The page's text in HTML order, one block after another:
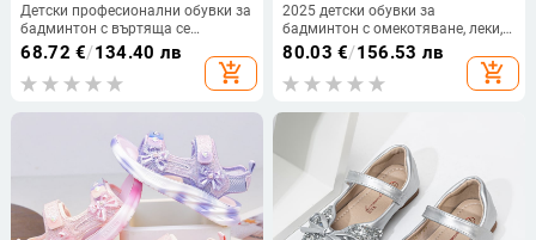
Детски професионални обувки за
бадминтон с въртяща се
катарама, антихлъзгаща
подметка, леки тренировъчни
обувки за момчета и момичета
68.72 €/134.40 лв
add_shopping_cart
2025 детски обувки за
бадминтон с омекотяване, леки,
велкро, тренировъчни обувки за
ученици от началното училище
80.03 €/156.53 лв
add_shopping_cart